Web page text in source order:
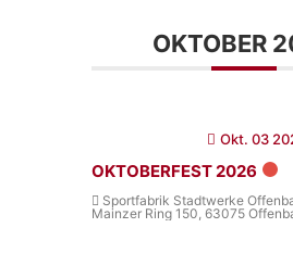
OKTOBER
Okt. 03
OKTOBERFEST 2026
Sportfabrik Stadtwerke
Mainzer Ring 150, 63075